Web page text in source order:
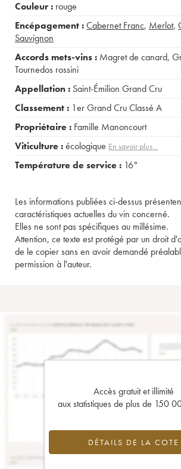
Couleur : rouge
Encépagement :Cabernet Franc, Merlot,
Sauvignon
Accords mets-vins : Magret de canard,
Tournedos rossini
Appellation : Saint-Émilion Grand Cru
Classement : 1er Grand Cru Classé A
Propriétaire : Famille Manoncourt
Viticulture :écologique En savoir plus...
Température de service : 16°
Les informations publiées ci-dessus
caractéristiques actuelles du vin concerné.
Elles ne sont pas spécifiques au millésime.
Attention, ce texte est protégé par un droit
de le copier sans en avoir demandé
permission à l'auteur.
Accès gratuit et illimité
aux statistiques de plus de 150
DÉTAILS DE LA COTE